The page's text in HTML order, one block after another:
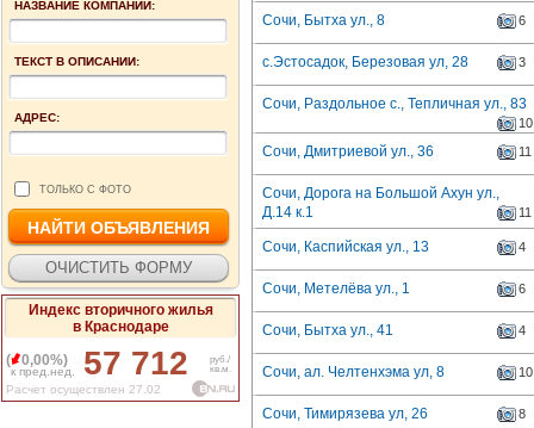
НАЗВАНИЕ КОМПАНИИ:
ТЕКСТ В ОПИСАНИИ:
АДРЕС:
ТОЛЬКО С ФОТО
Индекс вторичного жилья
в Краснодаре
(
0,00%)
к пред.нед. 57 712
руб./
кв.м.
Расчет осуществлен 27.02
Сочи, Бытха ул., 8 6
с.Эстосадок, Березовая ул, 28 3
Сочи, Раздольное с., Тепличная ул., 83
10
Сочи, Дмитриевой ул., 36 11
Сочи, Дорога на Большой Ахун ул.,
Д.14 к.1
11
Сочи, Каспийская ул., 13 4
Сочи, Метелёва ул., 1 6
Сочи, Бытха ул., 41 4
Сочи, ал. Челтенхэма ул, 8 10
Сочи, Тимирязева ул, 26 8